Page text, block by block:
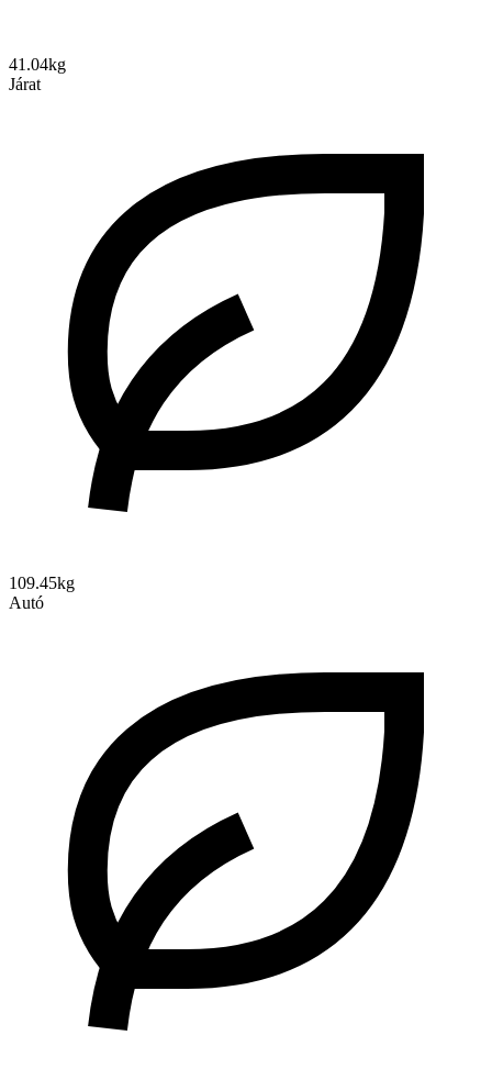
41.04kg
Járat
109.45kg
Autó